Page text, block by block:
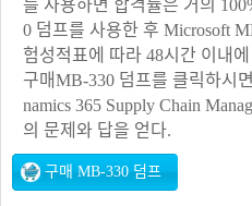
를 사용하면 합격률은 거의
0 덤프를 사용한 후 Microsoft
험성적표에 따라 48시간 이내
구매MB-330 덤프를 클릭하시
namics 365 Supply Chain
의 문제와 답을 얻다.